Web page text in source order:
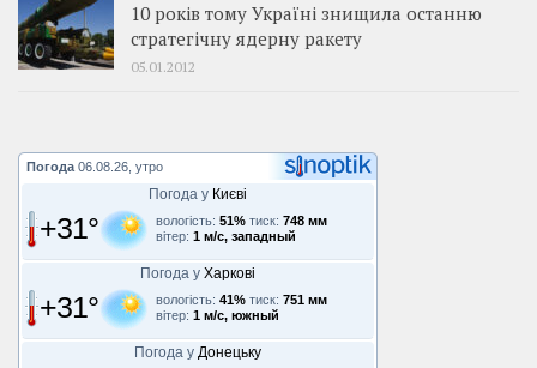
10 років тому Україні знищила останню
стратегічну ядерну ракету
05.01.2012
Погода 06.08.26, утро
Погода у Києві
+31° вологість: 51% тиск: 748 мм
вітер: 1 м/с, западный
Погода у Харкові
+31° вологість: 41% тиск: 751 мм
вітер: 1 м/с, южный
Погода у Донецьку